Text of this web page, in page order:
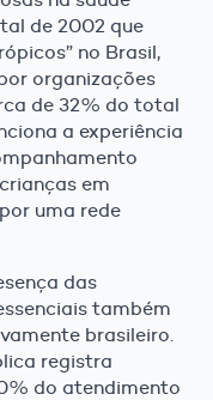
de 2002 que
no Brasil,
organizações
de 32% do total
a experiência
em
uma rede
das
também
brasileiro.
registra
do atendimento